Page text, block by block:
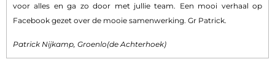
voor alles en ga zo door met jullie team. Een mooi verhaal op
Facebook gezet over de mooie samenwerking. Gr Patrick.
Patrick Nijkamp, Groenlo(de Achterhoek)